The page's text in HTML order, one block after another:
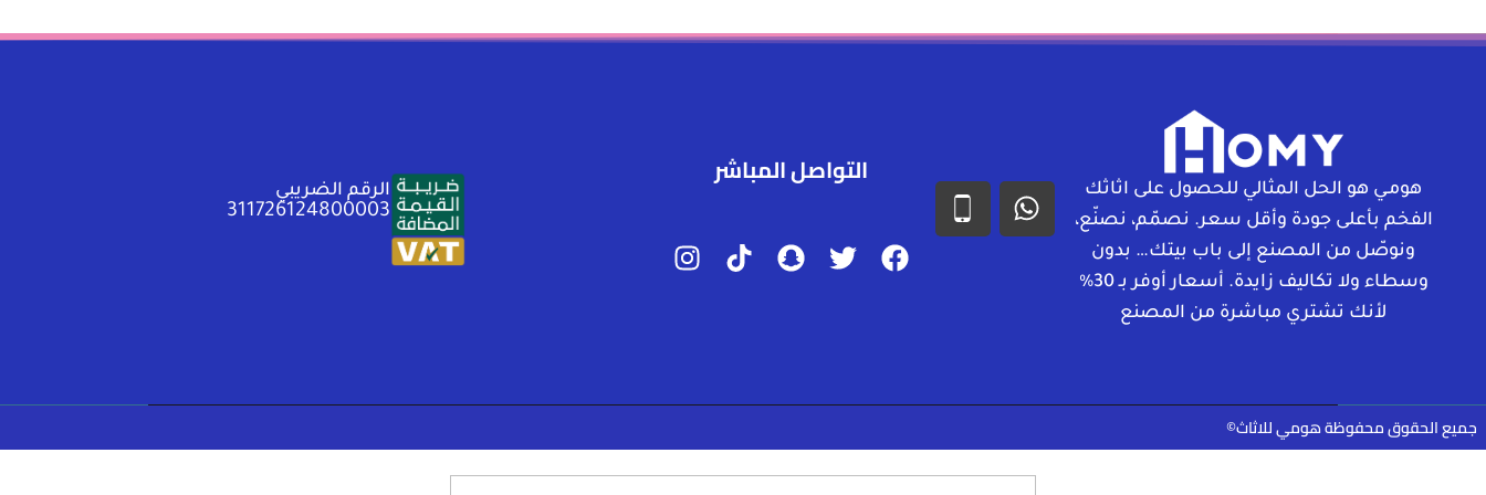
هومـي هو الحل المثالي للحصول على اثاثك
الفخم بأعلى جودة وأقل سعر. نصمّم، نصنّع،
ونوصّل من المصنع إلى باب بيتك… بدون
وسطاء ولا تكاليف زايدة. أسعار أوفر بـ 30%
لأنك تشتري مباشرة من المصنع
التواصل المباشر
الرقم الضريبي
311726124800003
جميع الحقوق محفوظة هومي للاثاث©